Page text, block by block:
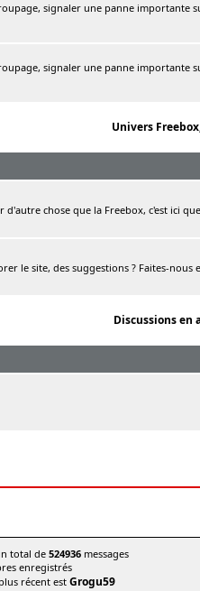
signaler une panne importante
signaler une panne importante
Univers
chose que la Freebox, c'est ici
le site, des suggestions ? Faites-nous
Discussions en
total de 524936 messages
enregistrés
récent est Grogu59